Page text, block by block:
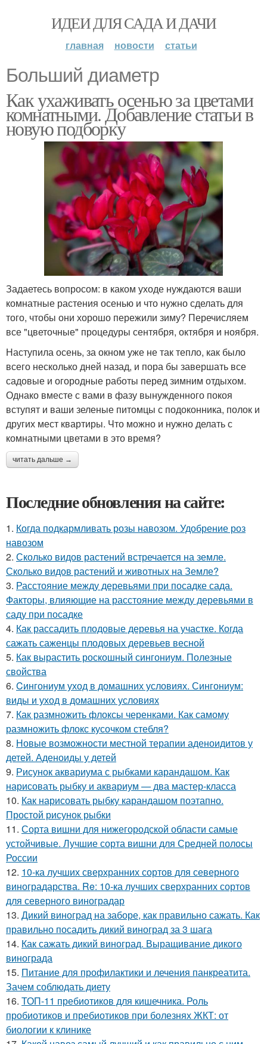
ИДЕИ ДЛЯ САДА И ДАЧИ
главная новости статьи
Больший диаметр
Как ухаживать осенью за цветами
комнатными. Добавление статьи в
новую подборку
Задаетесь вопросом: в каком уходе нуждаются ваши
комнатные растения осенью и что нужно сделать для
того, чтобы они хорошо пережили зиму? Перечисляем
все "цветочные" процедуры сентября, октября и ноября.
Наступила осень, за окном уже не так тепло, как было
всего несколько дней назад, и пора бы завершать все
садовые и огородные работы перед зимним отдыхом.
Однако вместе с вами в фазу вынужденного покоя
вступят и ваши зеленые питомцы с подоконника, полок и
других мест квартиры. Что можно и нужно делать с
комнатными цветами в это время?
читать дальше →
Последние обновления на сайте:
1. Когда подкармливать розы навозом. Удобрение роз
навозом
2. Сколько видов растений встречается на земле.
Сколько видов растений и животных на Земле?
3. Расстояние между деревьями при посадке сада.
Факторы, влияющие на расстояние между деревьями в
саду при посадке
4. Как рассадить плодовые деревья на участке. Когда
сажать саженцы плодовых деревьев весной
5. Как вырастить роскошный сингониум. Полезные
свойства
6. Cингониум уход в домашних условиях. Сингониум:
виды и уход в домашних условиях
7. Как размножить флоксы черенками. Как самому
размножить флокс кусочком стебля?
8. Новые возможности местной терапии аденоидитов у
детей. Аденоиды у детей
9. Рисунок аквариума с рыбками карандашом. Как
нарисовать рыбку и аквариум — два мастер-класса
10. Как нарисовать рыбку карандашом поэтапно.
Простой рисунок рыбки
11. Сорта вишни для нижегородской области самые
устойчивые. Лучшие сорта вишни для Средней полосы
России
12. 10-ка лучших сверхранних сортов для северного
виноградарства. Re: 10-ка лучших сверхранних сортов
для северного виноградар
13. Дикий виноград на заборе, как правильно сажать. Как
правильно посадить дикий виноград за 3 шага
14. Как сажать дикий виноград. Выращивание дикого
винограда
15. Питание для профилактики и лечения панкреатита.
Зачем соблюдать диету
16. ТОП-11 пребиотиков для кишечника. Роль
пробиотиков и пребиотиков при болезнях ЖКТ: от
биологии к клинике